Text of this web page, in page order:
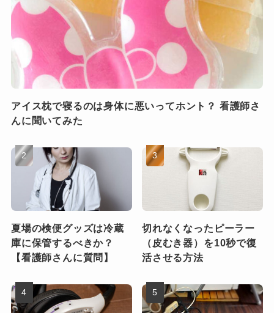
アイス枕で寝るのは身体に悪いってホント？ 看護師さ
んに聞いてみた
夏場の検便グッズは冷蔵
庫に保管するべきか？
【看護師さんに質問】
切れなくなったピーラー
（皮むき器）を10秒で復
活させる方法